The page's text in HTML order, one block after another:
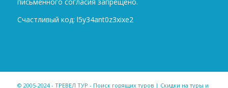
письменного согласия запрещено.
Счастливый код: l5y34ant0z3xixe2
© 2005-2024 - ТРЕВЕЛ ТУР - Поиск горящих туров | Скидки на туры и